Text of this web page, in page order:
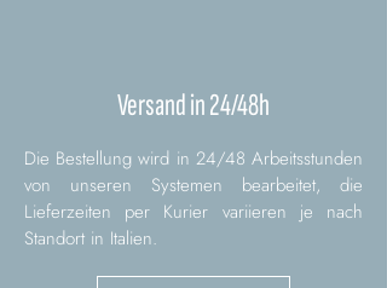
Versand in 24/48h
Die Bestellung wird in 24/48 Arbeitsstunden
von unseren Systemen bearbeitet, die
Lieferzeiten per Kurier variieren je nach
Standort in Italien.